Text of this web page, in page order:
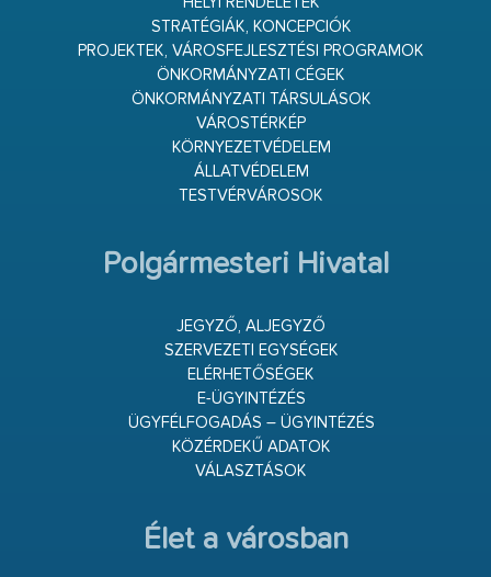
STRATÉGIÁK, KONCEPCIÓK
PROJEKTEK, VÁROSFEJLESZTÉSI PROGRAMOK
ÖNKORMÁNYZATI CÉGEK
ÖNKORMÁNYZATI TÁRSULÁSOK
VÁROSTÉRKÉP
KÖRNYEZETVÉDELEM
ÁLLATVÉDELEM
TESTVÉRVÁROSOK
Polgármesteri Hivatal
JEGYZŐ, ALJEGYZŐ
SZERVEZETI EGYSÉGEK
ELÉRHETŐSÉGEK
E-ÜGYINTÉZÉS
ÜGYFÉLFOGADÁS – ÜGYINTÉZÉS
KÖZÉRDEKŰ ADATOK
VÁLASZTÁSOK
Élet a városban